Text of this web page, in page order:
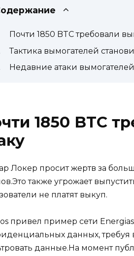
Почти 1850 BTC требовали
Тактика вымогателей
Недавние атаки вымогателей
1850 BTC
Локер просит жертв за
также угрожает
не платят выкуп.
привел пример сети
данных, требуя
данные.На момент